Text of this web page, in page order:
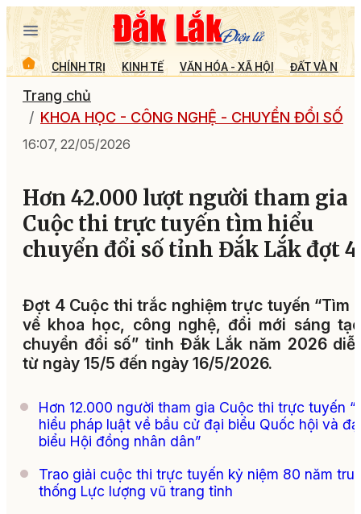
CHÍNH TRỊ KINH TẾ VĂN HÓA - XÃ HỘI ĐẤT VÀ
Trang chủ
KHOA HỌC - CÔNG NGHỆ - CHUYỂN ĐỔI SỐ
16:07, 22/05/2026
Hơn 42.000 lượt người tham gia
Cuộc thi trực tuyến tìm hiểu
chuyển đổi số tỉnh Đắk Lắk đợt 4
Đợt 4 Cuộc thi trắc nghiệm trực tuyến “Tìm
về khoa học, công nghệ, đổi mới sáng
chuyển đổi số” tỉnh Đắk Lắk năm 2026
từ ngày 15/5 đến ngày 16/5/2026.
Hơn 12.000 người tham gia Cuộc thi trực tuyến
hiểu pháp luật về bầu cử đại biểu Quốc hội và
biểu Hội đồng nhân dân”
Trao giải cuộc thi trực tuyến kỷ niệm 80 năm
thống Lực lượng vũ trang tỉnh